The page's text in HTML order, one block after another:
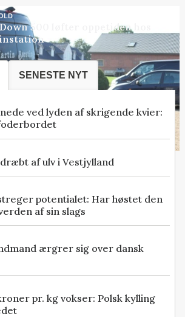
500 løfter oppetiden hos
SENESTE NYT
ved lyden af skrigende kvier:
af ulv i Vestjylland
potentialet: Har høstet den
af sin slags
ærgrer sig over dansk
pr. kg vokser: Polsk kylling